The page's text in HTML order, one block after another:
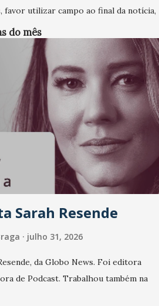
favor utilizar campo ao final da notícia,
do mês
Sarah Resende
julho 31, 2026
da Globo News. Foi editora
de Podcast. Trabalhou também na